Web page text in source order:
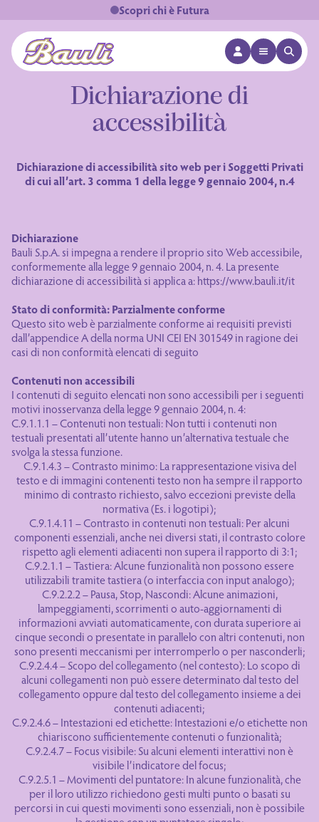
Scopri chi è Futura
Logo Bauli
APRI MENÙ
APRI
Dichiarazione di
accessibilità
Dichiarazione di accessibilità sito web per i Soggetti Privati
di cui all’art. 3 comma 1 della legge 9 gennaio 2004, n.4
Dichiarazione
Bauli S.p.A. si impegna a rendere il proprio sito Web accessibile,
conformemente alla legge 9 gennaio 2004, n. 4. La presente
dichiarazione di accessibilità si applica a: https://www.bauli.it/it
Stato di conformità: Parzialmente conforme
Questo sito web è parzialmente conforme ai requisiti previsti
dall’appendice A della norma UNI CEI EN 301549 in ragione dei
casi di non conformità elencati di seguito
Contenuti non accessibili
I contenuti di seguito elencati non sono accessibili per i seguenti
motivi inosservanza della legge 9 gennaio 2004, n. 4:
C.9.1.1.1 – Contenuti non testuali: Non tutti i contenuti non
testuali presentati all’utente hanno un’alternativa testuale che
svolga la stessa funzione.
C.9.1.4.3 – Contrasto minimo: La rappresentazione visiva del
testo e di immagini contenenti testo non ha sempre il rapporto
minimo di contrasto richiesto, salvo eccezioni previste della
normativa (Es. i logotipi);
C.9.1.4.11 – Contrasto in contenuti non testuali: Per alcuni
componenti essenziali, anche nei diversi stati, il contrasto colore
rispetto agli elementi adiacenti non supera il rapporto di 3:1;
C.9.2.1.1 – Tastiera: Alcune funzionalità non possono essere
utilizzabili tramite tastiera (o interfaccia con input analogo);
C.9.2.2.2 – Pausa, Stop, Nascondi: Alcune animazioni,
lampeggiamenti, scorrimenti o auto-aggiornamenti di
informazioni avviati automaticamente, con durata superiore ai
cinque secondi o presentate in parallelo con altri contenuti, non
sono presenti meccanismi per interromperlo o per nasconderli;
C.9.2.4.4 – Scopo del collegamento (nel contesto): Lo scopo di
alcuni collegamenti non può essere determinato dal testo del
collegamento oppure dal testo del collegamento insieme a dei
contenuti adiacenti;
C.9.2.4.6 – Intestazioni ed etichette: Intestazioni e/o etichette non
chiariscono sufficientemente contenuti o funzionalità;
C.9.2.4.7 – Focus visibile: Su alcuni elementi interattivi non è
visibile l’indicatore del focus;
C.9.2.5.1 – Movimenti del puntatore: In alcune funzionalità, che
per il loro utilizzo richiedono gesti multi punto o basati su
percorsi in cui questi movimenti sono essenziali, non è possibile